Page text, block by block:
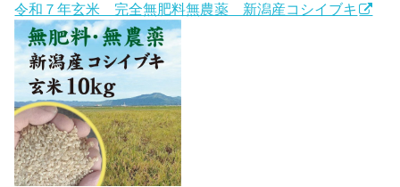
令和７年玄米 完全無肥料無農薬 新潟産コシイブキ